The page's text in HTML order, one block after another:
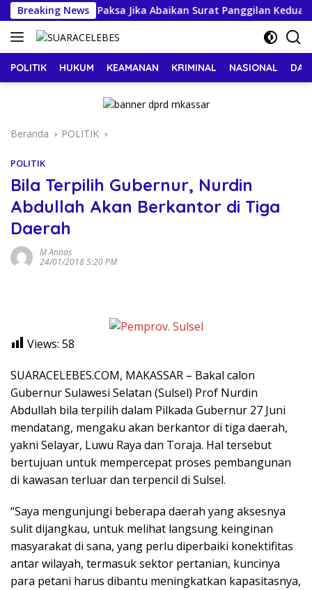
Langsung
ke
konten
Breaking News
Dijemput Paksa Jika Abaikan Surat Panggilan Kedua
POLITIK HUKUM KEAMANAN KRIMINAL NASIONAL
Beranda POLITIK
POLITIK
Bila Terpilih Gubernur, Nurdin
Abdullah Akan Berkantor di Tiga
Daerah
M Annas
24/01/2018 5:20 PM
Views: 58
SUARACELEBES.COM, MAKASSAR – Bakal calon
Gubernur Sulawesi Selatan (Sulsel) Prof Nurdin
Abdullah bila terpilih dalam Pilkada Gubernur 27 Juni
mendatang, mengaku akan berkantor di tiga daerah,
yakni Selayar, Luwu Raya dan Toraja. Hal tersebut
bertujuan untuk mempercepat proses pembangunan
di kawasan terluar dan terpencil di Sulsel.
“Saya mengunjungi beberapa daerah yang aksesnya
sulit dijangkau, untuk melihat langsung keinginan
masyarakat di sana, yang perlu diperbaiki konektifitas
antar wilayah, termasuk sektor pertanian, kuncinya
para petani harus dibantu meningkatkan kapasitasnya,